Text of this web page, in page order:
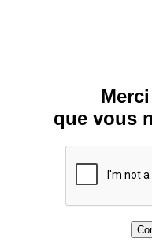
que vous